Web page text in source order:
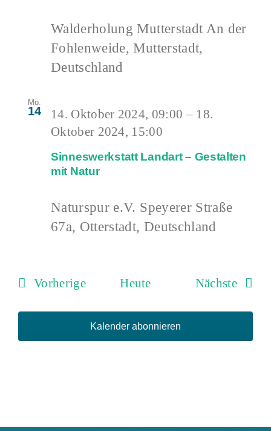
Walderholung Mutterstadt An der
Fohlenweide, Mutterstadt,
Deutschland
Mo.
14
Sinneswerkstatt Landart – Gestalten
mit Natur
14. Oktober 2024, 09:00 – 18.
Oktober 2024, 15:00
Naturspur e.V. Speyerer Straße
67a, Otterstadt, Deutschland
VorherigeVeranstaltungen
Heute Nächste
Kalender abonnieren